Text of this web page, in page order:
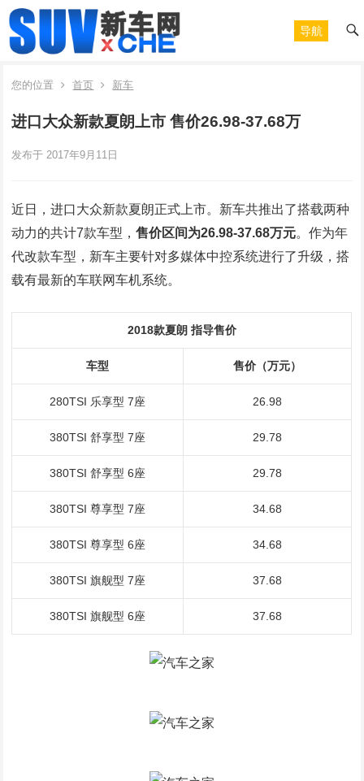
导航
您的位置 首页 新车
进口大众新款夏朗上市 售价26.98-37.68万
发布于 2017年9月11日
近日，进口大众新款夏朗正式上市。新车共推出了搭载两种
动力的共计7款车型，售价区间为26.98-37.68万元。作为年
代改款车型，新车主要针对多媒体中控系统进行了升级，搭
载有最新的车联网车机系统。
2018款夏朗 指导售价
车型 售价（万元）
280TSI 乐享型 7座 26.98
380TSI 舒享型 7座 29.78
380TSI 舒享型 6座 29.78
380TSI 尊享型 7座 34.68
380TSI 尊享型 6座 34.68
380TSI 旗舰型 7座 37.68
380TSI 旗舰型 6座 37.68